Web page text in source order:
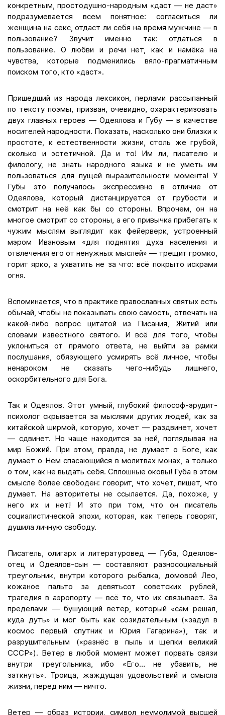
конкретным, простодушно-народным «даст — не даст»
подразумевается всем понятное: согласиться ли
женщина на секс, отдаст ли себя на время мужчине — в
пользование? Звучит именно так: отдаться в
пользование. О любви и речи нет, как и намёка на
чувства, которые подменились вяло-прагматичным
поиском того, кто «даст».
Пришедший из народа лексикон, перлами рассыпанный
по тексту поэмы, призван, очевидно, охарактеризовать
двух главных героев — Одеялова и Губу — в качестве
носителей народности. Показать, насколько они близки к
простоте, к естественности жизни, столь же грубой,
сколько и эстетичной. Да и то! Им ли, писателю и
филологу, не знать народного языка и не уметь им
пользоваться для пущей выразительности момента! У
Губы это получалось экспрессивно в отличие от
Одеялова, который дистанцируется от грубости и
смотрит на неё как бы со стороны. Впрочем, он на
многое смотрит со стороны, а его привычка прибегать к
чужим мыслям выглядит как фейерверк, устроенный
мэром Ивановым «для поднятия духа населения и
отвлечения его от ненужных мыслей» — трещит громко,
горит ярко, а ухватить не за что: всё покрыто искрами
огня.
Вспоминается, что в практике православных святых есть
обычай, чтобы не показывать свою самость, отвечать на
какой-либо вопрос цитатой из Писания, Житий или
словами известного святого. И всё для того, чтобы
уклониться от прямого ответа, не выйти за рамки
послушания, обязующего усмирять всё личное, чтобы
ненароком не сказать чего-нибудь лишнего,
оскорбительного для Бога.
Так и Одеялов. Этот умный, глубокий философ-эрудит-
психолог скрывается за мыслями других людей, как за
китайской ширмой, которую, хочет — раздвинет, хочет
— сдвинет. Но чаще находится за ней, поглядывая на
мир Божий. При этом, правда, не думает о Боге, как
думает о Нём спасающийся в молитвах монах, а только
о том, как не выдать себя. Сплошные оковы! Губа в этом
смысле более свободен: говорит, что хочет, пишет, что
думает. На авторитеты не ссылается. Да, похоже, у
него их и нет! И это при том, что он писатель
социалистической эпохи, которая, как теперь говорят,
душила личную свободу.
Писатель, олигарх и литературовед — Губа, Одеялов-
отец и Одеялов-сын — составляют разносоциальный
треугольник, внутри которого рыбалка, домовой Лео,
кожаное пальто за девятьсот советских рублей,
трагедия в аэропорту — всё то, что их связывает. За
пределами — бушующий ветер, который «сам решал,
куда дуть» и мог быть как созидательным («задул в
космос первый спутник и Юрия Гагарина»), так и
разрушительным («разнёс в пыль и щепки великий
СССР»). Ветер в любой момент может порвать связи
внутри треугольника, ибо «Его… не убавить, не
заткнуть». Троица, жаждущая удовольствий и смысла
жизни, перед ним — ничто.
Ветер — образ истории, символ неумолимой высшей